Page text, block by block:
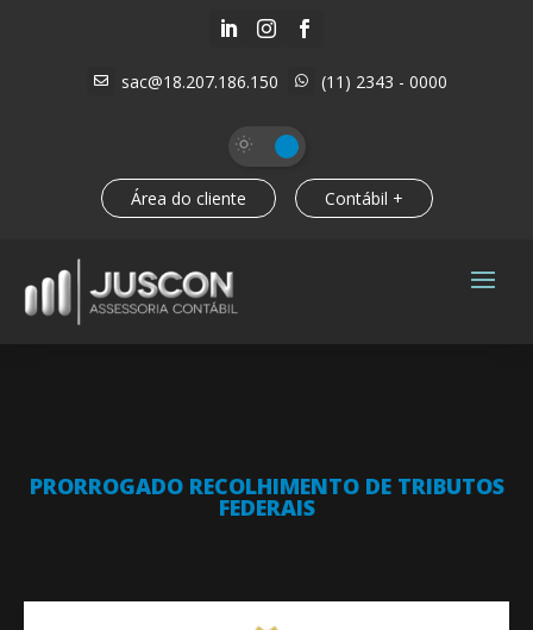
  
 sac@18.207.186.150  (11) 2343 - 0000
Área do cliente Contábil +
PRORROGADO RECOLHIMENTO DE TRIBUTOS
FEDERAIS